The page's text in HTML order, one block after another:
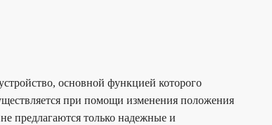
основной функцией которого
при помощи изменения положения
предлагаются только надежные и